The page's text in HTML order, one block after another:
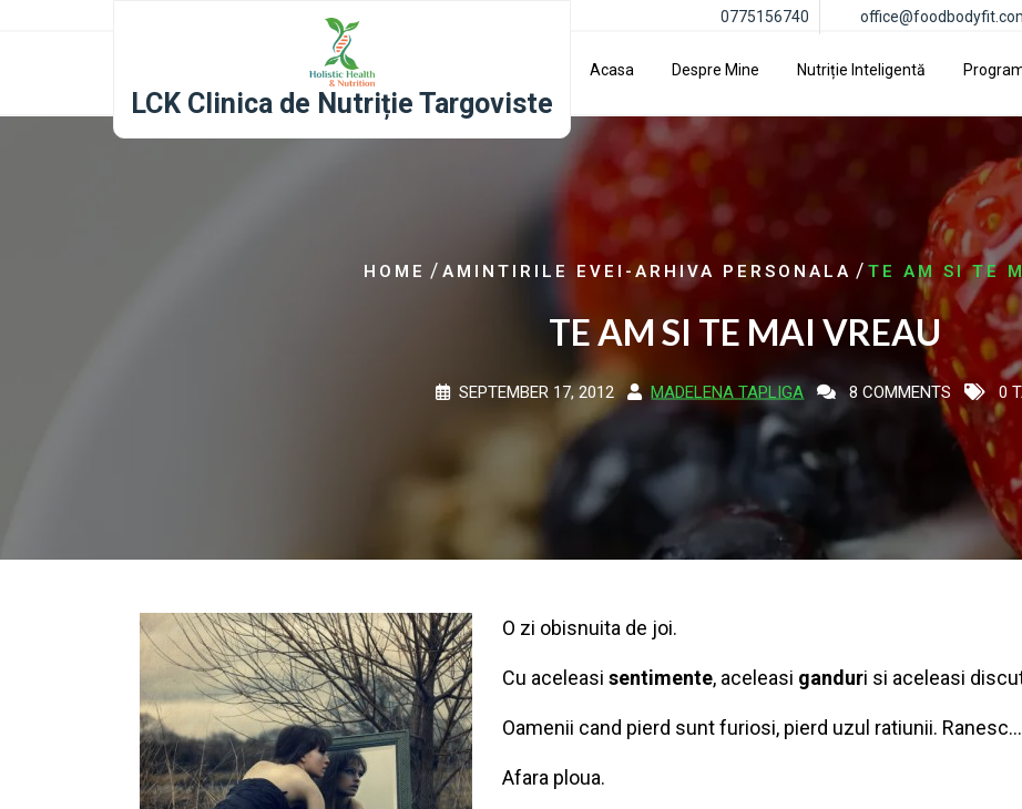
LCK Clinica de Nutriție Targoviste
0775156740
Acasa Despre Mine Nutriție Inteligentă
HOME / AMINTIRILE EVEI-ARHIVA PERSONALA / TE AM SI TE
TE AM SI TE MAI VREAU
SEPTEMBER 17, 2012 MADELENA TAPLIGA 8 COMMENTS 0
O zi obisnuita de joi.
Cu aceleasi sentimente, aceleasi ganduri si aceleasi
Oamenii cand pierd sunt furiosi, pierd uzul ratiunii.
Afara ploua.